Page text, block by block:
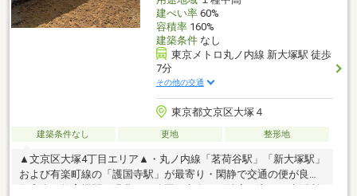
建ぺい率60%
容積率160%
建築条件なし
東京メトロ丸ノ内線 新大塚駅 徒歩
7分
その他の交通
東京都文京区大塚４
建築条件なし 更地 整形地
▲文京区大塚4丁目エリア▲・丸ノ内線「茗荷谷駅」「新大塚駅」
および有楽町線の「護国寺駅」が最寄り・閑静で交通の便が良い
住宅街・教育機関や緑豊かな公園が点在し、治安の良さと生活利